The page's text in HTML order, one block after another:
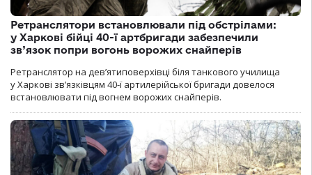
Ретранслятори встановлювали під обстрілами:
у Харкові бійці 40-ї артбригади забезпечили
зв’язок попри вогонь ворожих снайперів
Ретранслятор на дев’ятиповерхівці біля танкового училища
у Харкові зв’язківцям 40-ї артилерійської бригади довелося
встановлювати під вогнем ворожих снайперів.